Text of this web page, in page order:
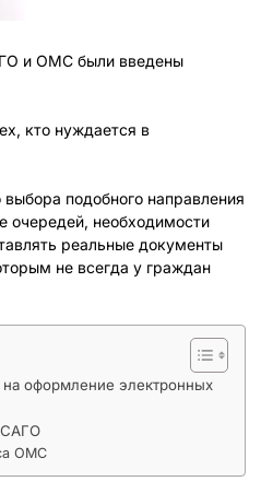
и ОМС были введены
кто нуждается в
подобного направления
очередей, необходимости
реальные документы
не всегда у граждан
оформление электронных
ОМС